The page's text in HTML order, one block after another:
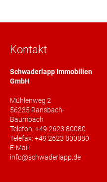
Kontakt
Schwaderlapp Immobilien
GmbH
Mühlenweg 2
56235 Ransbach-
Baumbach
Telefon: +49 2623 80080
Telefax: +49 2623 800880
E-Mail:
info@schwaderlapp.de